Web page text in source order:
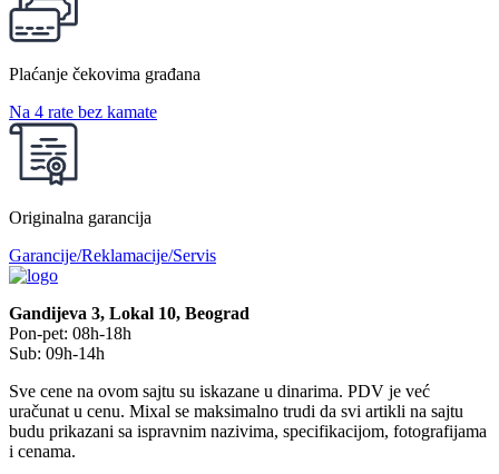
Plaćanje čekovima građana
Na 4 rate bez kamate
Originalna garancija
Garancije/Reklamacije/Servis
Gandijeva 3, Lokal 10, Beograd
Pon-pet: 08h-18h
Sub: 09h-14h
Sve cene na ovom sajtu su iskazane u dinarima. PDV je već
uračunat u cenu. Mixal se maksimalno trudi da svi artikli na sajtu
budu prikazani sa ispravnim nazivima, specifikacijom, fotografijama
i cenama.